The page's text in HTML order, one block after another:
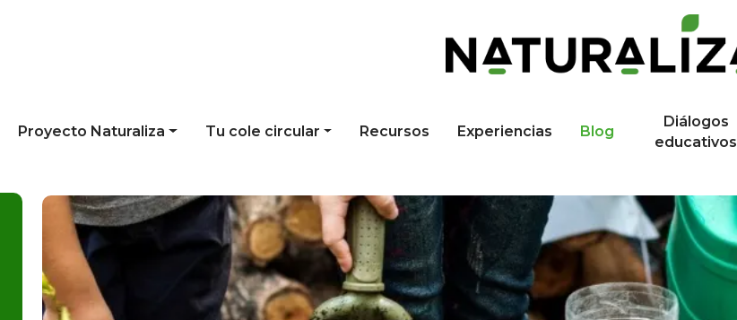
Proyecto Naturaliza Tu cole circular Recursos Experiencias Blog
Diálogos
educativos